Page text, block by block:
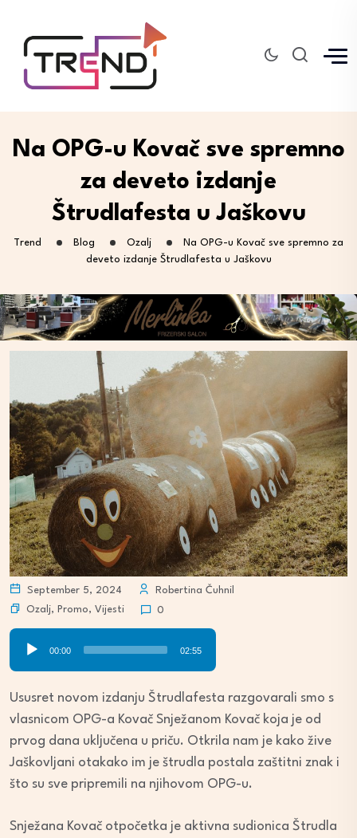
Na OPG-u Kovač sve spremno
za deveto izdanje
Štrudlafesta u Jaškovu
Trend Blog Ozalj
Na OPG-u Kovač sve spremno za
deveto izdanje Štrudlafesta u Jaškovu
September 5, 2024
Robertina Čuhnil
Ozalj, Promo, Vijesti 0
Audio
Player
00:00 02:55
Ususret novom izdanju Štrudlafesta razgovarali smo s
vlasnicom OPG-a Kovač Snježanom Kovač koja je od
prvog dana uključena u priču. Otkrila nam je kako žive
Jaškovljani otakako im je štrudla postala zaštitni znak i
što su sve pripremili na njihovom OPG-u.
Snježana Kovač otpočetka je aktivna sudionica Štrudla